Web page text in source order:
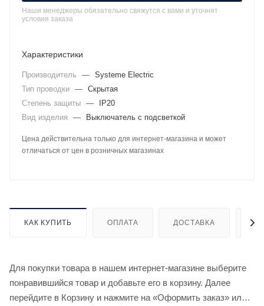
Наши менеджеры обязательно свяжутся с вами и уточнят
условия заказа
Характеристики
Производитель — Systeme Electric
Тип проводки — Скрытая
Степень защиты —
IP20
Вид изделия
— Выключатель с подсветкой
Цена действительна только для интернет-магазина и может
отличаться от цен в розничных магазинах
КАК КУПИТЬ ОПЛАТА ДОСТАВКА
Для покупки товара в нашем интернет-магазине выберите
понравившийся товар и добавьте его в корзину. Далее
перейдите в Корзину и нажмите на «Оформить заказ» или